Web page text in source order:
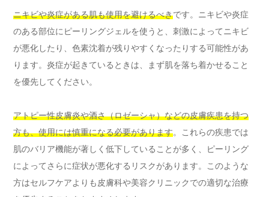
ニキビや炎症がある肌も使用を避けるべきです。ニキビや炎症
のある部位にピーリングジェルを使うと、刺激によってニキビ
が悪化したり、色素沈着が残りやすくなったりする可能性があ
ります。炎症が起きているときは、まず肌を落ち着かせること
を優先してください。
アトピー性皮膚炎や酒さ（ロゼーシャ）などの皮膚疾患を持つ
方も、使用には慎重になる必要があります。これらの疾患では
肌のバリア機能が著しく低下していることが多く、ピーリング
によってさらに症状が悪化するリスクがあります。このような
方はセルフケアよりも皮膚科や美容クリニックでの適切な治療